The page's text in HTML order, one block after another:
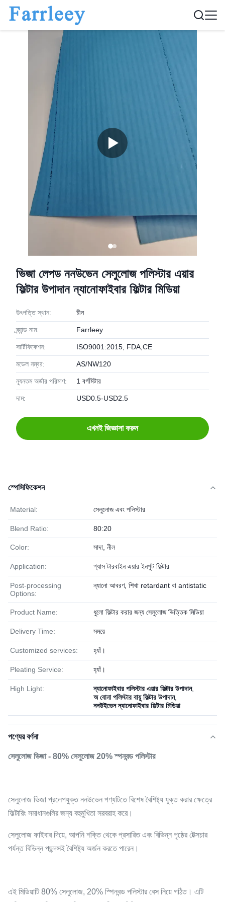
ভিজা লেপড ননউভেন সেলুলোজ পলিস্টার এয়ার
ফিল্টার উপাদান ন্যানোফাইবার ফিল্টার মিডিয়া
উৎপত্তি স্থান: চীন
ব্র্যান্ড নাম: Farrleey
সার্টিফিকেশন: ISO9001:2015, FDA,CE
মডেল নম্বর: AS/NW120
ন্যূনতম অর্ডার পরিমাণ: 1 বর্গমিটার
দাম: USD0.5-USD2.5
এখনই জিজ্ঞাসা করুন
স্পেসিফিকেশন
Material: সেলুলোজ এবং পলিস্টার
Blend Ratio: 80:20
Color: সাদা, নীল
Application: গ্যাস টারবাইন এয়ার ইনপুট ফিল্টার
Post-processing
Options:
ন্যানো আবরণ, শিখা retardant বা antistatic
Product Name: ধুলো ফিল্টার করার জন্য সেলুলোজ ভিত্তিক মিডিয়া
Delivery Time: সময়ে
Customized services: হ্যাঁ।
Pleating Service: হ্যাঁ।
High Light: ন্যানোফাইবার পলিস্টার এয়ার ফিল্টার উপাদান,
অ বোনা পলিস্টার বায়ু ফিল্টার উপাদান,
ননউইভেন ন্যানোফাইবার ফিল্টার মিডিয়া
পণ্যের বর্ণনা
সেলুলোজ ভিজা - 80% সেলুলোজ 20% স্পনবন্ড পলিস্টার
সেলুলোজ ভিজা প্রলেপযুক্ত ননউভেন পণ্যটিতে বিশেষ বৈশিষ্ট্য যুক্ত করার ক্ষেত্রে
ফিল্টারিং সমাধানগুলির জন্য বহুমুখিতা সরবরাহ করে।
সেলুলোজ ফাইবার দিয়ে, আপনি শক্তি থেকে প্রসারিত এবং বিভিন্ন পৃষ্ঠের টেক্সচার
পর্যন্ত বিভিন্ন পছন্দসই বৈশিষ্ট্য অর্জন করতে পারেন।
এই মিডিয়াটি 80% সেলুলোজ, 20% স্পিনবন্ড পলিস্টার বেস নিয়ে গঠিত। এটি